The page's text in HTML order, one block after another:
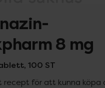
8 mg
100 ST
recept för att kunna köpa